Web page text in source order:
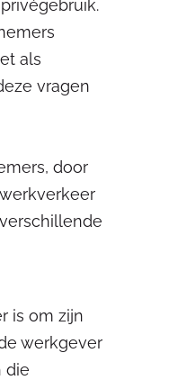
als
vragen
door
is om zijn
werkgever
die